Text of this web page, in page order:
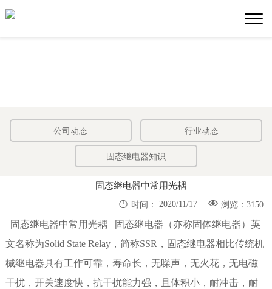
公司动态 行业动态
固态继电器知识
固态继电器中常用光耦
 浏览：3150
 时间： 2020/11/17
固态继电器中常用光耦 固态继电器（亦称固体继电器）英
文名称为Solid State Relay，简称SSR，固态继电器相比传统机
械继电器具有工作可靠，寿命长，无噪声，无火花，无电磁
干扰，开关速度快，抗干扰能力强，且体积小，耐冲击，耐